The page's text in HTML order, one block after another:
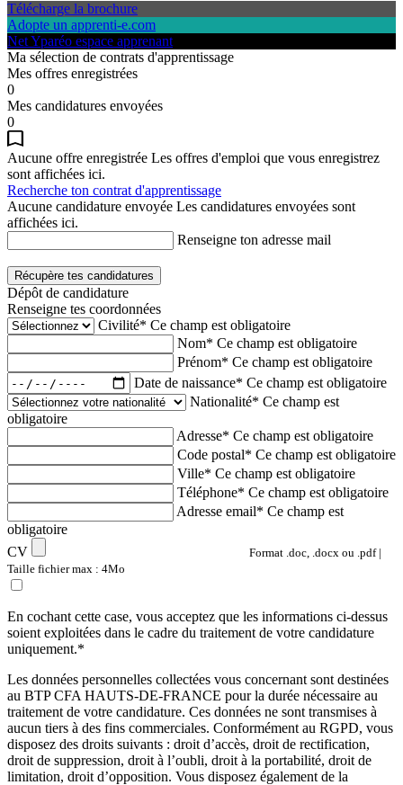
Télécharge la brochure
Adopte un apprenti-e.com
Net Yparéo espace apprenant
Ma sélection de contrats d'apprentissage
Mes offres enregistrées
0
Mes candidatures envoyées
0
Aucune offre enregistrée Les offres d'emploi que vous enregistrez
sont affichées ici.
Recherche ton contrat d'apprentissage
Aucune candidature envoyée Les candidatures envoyées sont
affichées ici.
Renseigne ton adresse mail
Récupère tes candidatures
Dépôt de candidature
Renseigne tes coordonnées
Civilité* Ce champ est obligatoire
Nom* Ce champ est obligatoire
Prénom* Ce champ est obligatoire
Date de naissance* Ce champ est obligatoire
Nationalité* Ce champ est
obligatoire
Adresse* Ce champ est obligatoire
Code postal* Ce champ est obligatoire
Ville* Ce champ est obligatoire
Téléphone* Ce champ est obligatoire
Adresse email* Ce champ est
obligatoire
CV
Format .doc, .docx ou .pdf |
Taille fichier max : 4Mo
En cochant cette case, vous acceptez que les informations ci-dessus
soient exploitées dans le cadre du traitement de votre candidature
uniquement.*
Les données personnelles collectées vous concernant sont destinées
au BTP CFA HAUTS-DE-FRANCE pour la durée nécessaire au
traitement de votre candidature. Ces données ne sont transmises à
aucun tiers à des fins commerciales. Conformément au RGPD, vous
disposez des droits suivants : droit d’accès, droit de rectification,
droit de suppression, droit à l’oubli, droit à la portabilité, droit de
limitation, droit d’opposition. Vous disposez également de la